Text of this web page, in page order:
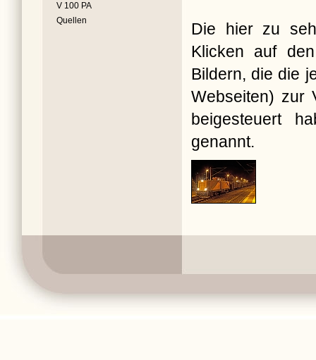
V 100 PA
Quellen
Die hier zu
Klicken auf
Bildern, die die
Webseiten) zur
beigesteuert
genannt.